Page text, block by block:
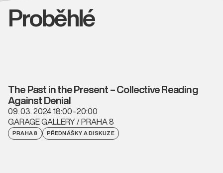
Proběhlé
The Past in the Present – Collective Reading
Against Denial
09. 03. 2024 18:00–20:00
GARAGE GALLERY / PRAHA 8
PRAHA 8 PŘEDNÁŠKY A DISKUZE